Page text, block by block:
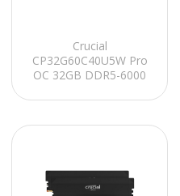
Crucial
CP32G60C40U5W Pro
OC 32GB DDR5-6000
Soğutuculu PC RAM